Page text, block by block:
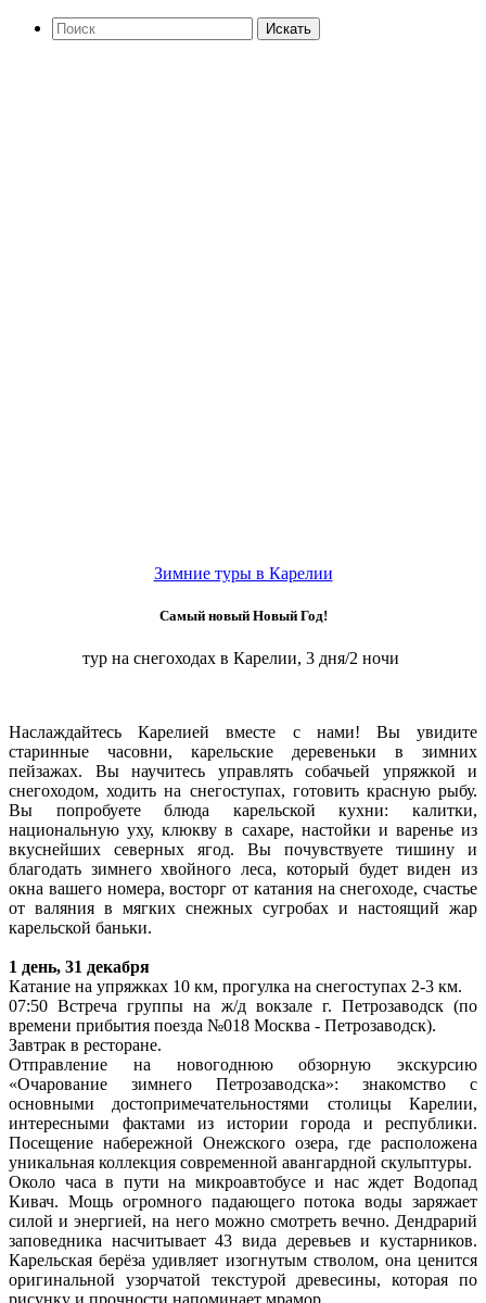
Искать
Зимние туры в Карелии
Самый новый Новый Год!
тур на снегоходах в Карелии, 3 дня/2 ночи
Наслаждайтесь Карелией вместе с нами! Вы увидите
старинные часовни, карельские деревеньки в зимних
пейзажах. Вы научитесь управлять собачьей упряжкой и
снегоходом, ходить на снегоступах, готовить красную рыбу.
Вы попробуете блюда карельской кухни: калитки,
национальную уху, клюкву в сахаре, настойки и варенье из
вкуснейших северных ягод. Вы почувствуете тишину и
благодать зимнего хвойного леса, который будет виден из
окна вашего номера, восторг от катания на снегоходе, счастье
от валяния в мягких снежных сугробах и настоящий жар
карельской баньки.
1 день, 31 декабря
Катание на упряжках 10 км, прогулка на снегоступах 2-3 км.
07:50 Встреча группы на ж/д вокзале г. Петрозаводск (по
времени прибытия поезда №018 Москва - Петрозаводск).
Завтрак в ресторане.
Отправление на новогоднюю обзорную экскурсию
«Очарование зимнего Петрозаводска»: знакомство с
основными достопримечательностями столицы Карелии,
интересными фактами из истории города и республики.
Посещение набережной Онежского озера, где расположена
уникальная коллекция современной авангардной скульптуры.
Около часа в пути на микроавтобусе и нас ждет Водопад
Кивач. Мощь огромного падающего потока воды заряжает
силой и энергией, на него можно смотреть вечно. Дендрарий
заповедника насчитывает 43 вида деревьев и кустарников.
Карельская берёза удивляет изогнутым стволом, она ценится
оригинальной узорчатой текстурой древесины, которая по